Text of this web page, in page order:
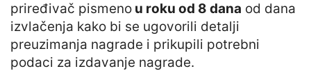
priređivač pismeno u roku od 8 dana od dana
izvlačenja kako bi se ugovorili detalji
preuzimanja nagrade i prikupili potrebni
podaci za izdavanje nagrade.